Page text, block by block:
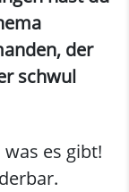
der
schwul
es gibt!